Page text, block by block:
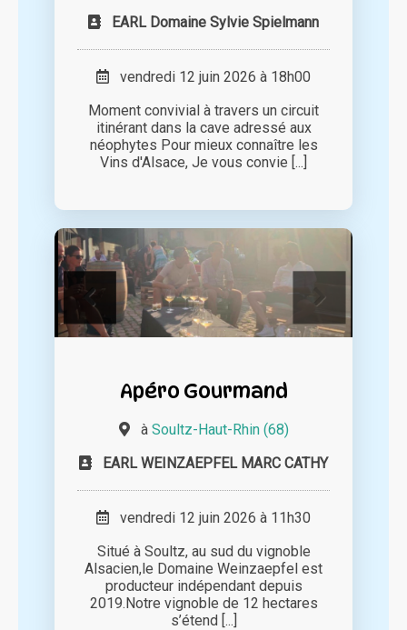
EARL Domaine Sylvie Spielmann
vendredi 12 juin 2026 à 18h00
Moment convivial à travers un circuit
itinérant dans la cave adressé aux
néophytes Pour mieux connaître les
Vins d'Alsace, Je vous convie [...]
Apéro Gourmand
à Soultz-Haut-Rhin (68)
EARL WEINZAEPFEL MARC CATHY
vendredi 12 juin 2026 à 11h30
Situé à Soultz, au sud du vignoble
Alsacien,le Domaine Weinzaepfel est
producteur indépendant depuis
2019.Notre vignoble de 12 hectares
s’étend [...]